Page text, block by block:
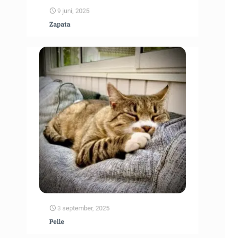
9 juni, 2025
Zapata
3 september, 2025
Pelle